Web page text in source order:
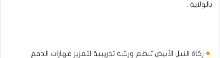
بالولاية .
زكاة النيل الأبيض تنظم ورشة تدريبية لتعزيز مهارات الدفع